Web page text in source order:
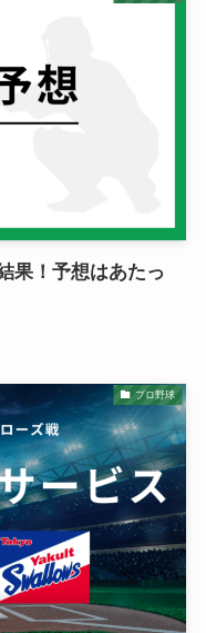
果！予想はあたっ
プロ野球